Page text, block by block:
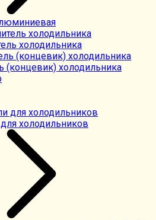
холодильника
(концевик) холодильника
холодильников